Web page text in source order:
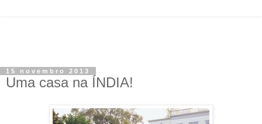
15 novembro 2013
Uma casa na ÍNDIA!